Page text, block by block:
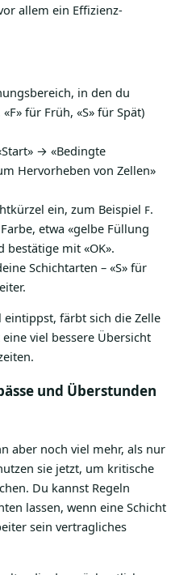
allem ein Effizienz-
in den du
für Früh, «S» für Spät)
→ «Bedingte
Hervorheben von Zellen»
ein, zum Beispiel F.
etwa «gelbe Füllung
bestätige mit «OK».
Schichtarten – «S» für
eintippst, färbt sich die Zelle
viel bessere Übersicht
und Überstunden
aber noch viel mehr, als nur
sie jetzt, um kritische
Du kannst Regeln
lassen, wenn eine Schicht
sein vertragliches